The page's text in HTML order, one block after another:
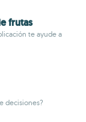
frutas
te ayude a
decisiones?